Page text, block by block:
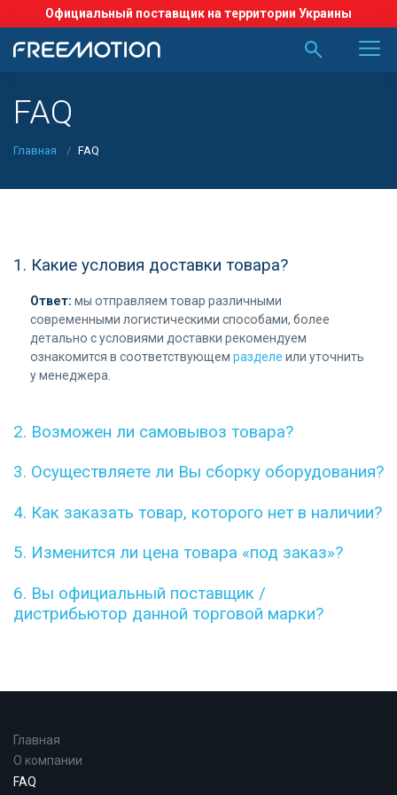
Официальный поставщик на территории Украины
FAQ
Главная FAQ
1. Какие условия доставки товара?
Ответ: мы отправляем товар различными
современными логистическими способами, более
детально с условиями доставки рекомендуем
ознакомится в соответствующем разделе или уточнить
у менеджера.
2. Возможен ли самовывоз товара?
3. Осуществляете ли Вы сборку оборудования?
4. Как заказать товар, которого нет в наличии?
5. Изменится ли цена товара «под заказ»?
6. Вы официальный поставщик /
дистрибьютор данной торговой марки?
Главная
О компании
FAQ